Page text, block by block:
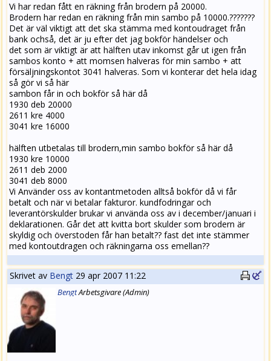
Vi har redan fått en räkning från brodern på 20000.
Brodern har redan en räkning från min sambo på 10000.???????
Det är väl viktigt att det ska stämma med kontoudraget från
bank ochså, det är ju efter det jag bokför händelser och
det som är viktigt är att hälften utav inkomst går ut igen från
sambos konto + att momsen halveras för min sambo + att
försäljningskontot 3041 halveras. Som vi konterar det hela idag
så gör vi så här
sambon får in och bokför så här då
1930 deb 20000
2611 kre 4000
3041 kre 16000
hälften utbetalas till brodern,min sambo bokför så här då
1930 kre 10000
2611 deb 2000
3041 deb 8000
Vi Använder oss av kontantmetoden alltså bokför då vi får
betalt och när vi betalar fakturor. kundfodringar och
leverantörskulder brukar vi använda oss av i december/januari i
deklarationen. Går det att kvitta bort skulder som brodern är
skyldig och överstoden får han betalt?? fast det inte stämmer
med kontoutdragen och räkningarna oss emellan??
Skrivet av Bengt 29 apr 2007 11:22
BengtArbetsgivare(Admin)